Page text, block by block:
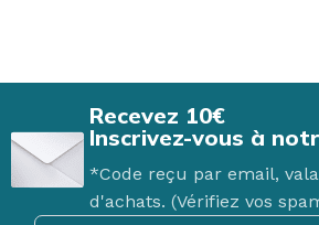
Recevez 10€
Inscrivez-vous à
*Code reçu par email,
d'achats. (Vérifiez vos